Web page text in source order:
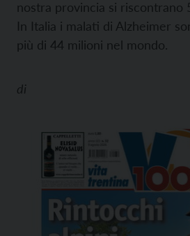
nostra provincia si riscontrano
In Italia i malati di Alzheimer
più di 44 milioni nel mondo.
di